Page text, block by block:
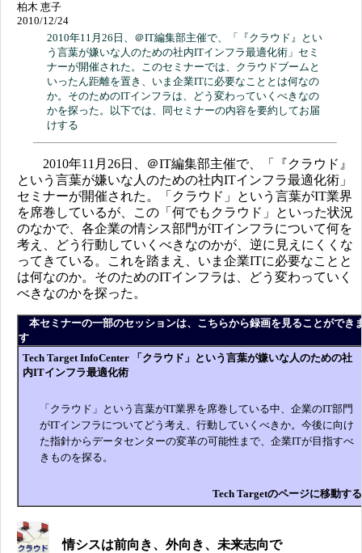
柏木 恵子
2010/12/24
2010年11月26日、＠IT編集部主催で、「『クラウド』とい
う言葉が嫌いな人のための社内ITインフラ最適化術」セミ
ナーが開催された。このセミナーでは、クラウドブームと
いったん距離を置き、いま企業ITに必要なこととは何なの
か。そのためのITインフラは、どう変わっていくべきなの
かを探った。以下では、同セミナーの内容を要約してお届
けする
2010年11月26日、＠IT編集部主催で、「『クラウド』
という言葉が嫌いな人のための社内ITインフラ最適化術」
セミナーが開催された。「クラウド」という言葉がIT業界
を席巻しているが、この「何でもクラウド」といった状況
のなかで、各企業の情シス部門がITインフラについて何を
考え、どう行動していくべきなのかが、逆に見えにくくな
ってきている。これを踏まえ、いま企業ITに必要なことと
は何なのか。そのためのITインフラは、どう変わっていく
べきなのかを探った。
本セミナーの一部のセッションは、こちらから録画を見ることができ
す
Tech Target InfoCenter 「クラウド」という言葉が嫌いな人のための社
内ITインフラ最適化術
「クラウド」という言葉がIT業界を席巻している中、企業のIT部門
がITインフラについてどう考え、行動していくべきか。今後に向け
た指針からデータセンターの変革の可能性まで、企業ITが目指すべ
きものを探る。
Tech Targetのページに移動する
情シスは前向き、外向き、未来志向で